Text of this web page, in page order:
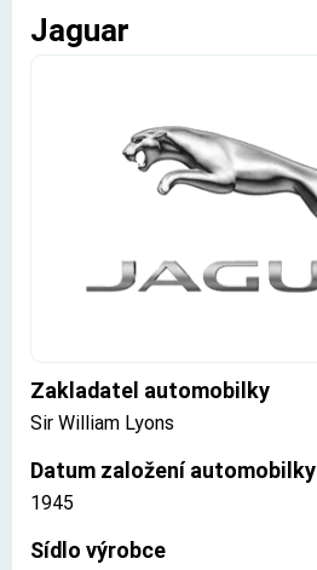
Jaguar
Zakladatel automobilky
Sir William Lyons
Datum založení automobilky
1945
Sídlo výrobce